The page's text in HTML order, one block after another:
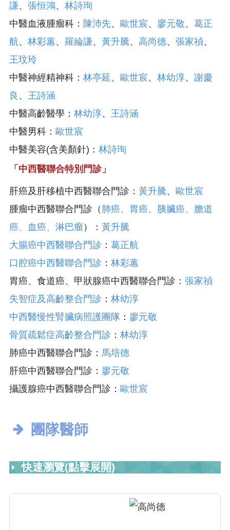
謙、 張恒鴻、 林詩珣
中醫血液腫瘤科： 陳沛先、 歐世宸、 廖元敬、 葛正
航、 林彩蕙、​ 羅綸謙、 黃升騰、 高尚德、 張家禎、
王玟玲
中醫神經精神科： 林亭延 、 歐世宸、 林幼淳、 謝慶
良 、 王詩涵
中醫高齡醫學： 林幼淳、 王詩涵
中醫男科： 歐世宸
中醫美容(含美顏針)： 林詩珣
「中西醫聯合特別門診」
肝癌及肝移植中西醫聯合門診： 黃升騰、 歐世宸
腫瘤中西醫聯合門診（ 肺癌、胃癌、胰臟癌、膽道
癌、血癌、淋巴瘤 ）： 黃升騰
大腸癌中西醫聯合門診 ： 葛正航
口腔癌中西醫聯合門診 ： 林彩蕙
胃癌、食道癌、甲狀腺癌中西醫聯合門診： 張家禎
失智症及高齡整合門診 ： 林幼淳
中西醫慢性腎臟病照護團隊 ： 廖元敬
骨質疏鬆症高齡整合門診 ： 林幼淳
肺癌中西醫聯合門診： 馬培德
肝癌中西醫聯合門診： 廖元敬
攝護腺癌中西醫聯合門診： 歐世宸
團隊醫師
快速瀏覽(點擊展開)